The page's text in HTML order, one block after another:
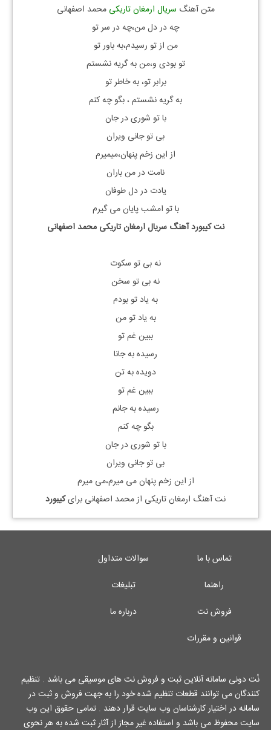
متن آهنگ سریال ارمغان تاریکی محمد اصفهانی
چه در دل من،چه در سر تو
من از تو رسیدم،به باور تو
تو بودی و،من به گریه نشستم
برابر تو، به خاطر تو
به گریه نشستم ، بگو چه کنم
با تو شوری در جان
بی تو جانی ویران
از این زخم پنهان،میمیرم
نامت در من باران
یادت در دل طوفان
با تو امشب پایان می گیرم
نت کیبورد آهنگ سریال ارمغان تاریکی محمد اصفهانی
نه بی تو سکوت
نه بی تو سخن
به یاد تو بودم
به یاد تو من
ببین غم تو
رسیده به جانا
دویده به تن
ببین غم تو
رسیده به جانم
بگو چه کنم
با تو شوری در جان
بی تو جانی ویران
از این زخم پنهان می میرم،می میرم
نت آهنگ ارمغان تاریکی از محمد اصفهانی برایکیبورد
تماس با ما
سوالات متداول
راهنما
تبلیغات
فروش نت
درباره ما
قوانین و مقررات
نُت دونی سامانه آنلاین ثبت و فروش نت های موسیقی می باشد . تنظیم
کنندگان می توانند قطعات تنظیم شده خود را به جهت فروش و ثبت در
سامانه در اختیار کارشناسان وب سایت قرار دهند . تمامی حقوق این وب
سایت محفوظ می باشد و استفاده غیر مجاز از آثار ثبت شده به هر نحوی